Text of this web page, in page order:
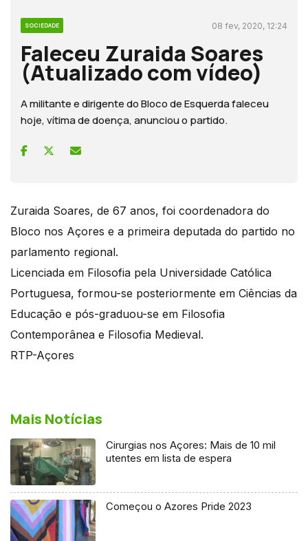
SOCIEDADE 08 fev, 2020, 12:24
Faleceu Zuraida Soares
(Atualizado com vídeo)
A militante e dirigente do Bloco de Esquerda faleceu
hoje, vítima de doença, anunciou o partido.
Zuraida Soares, de 67 anos, foi coordenadora do
Bloco nos Açores e a primeira deputada do partido no
parlamento regional.
Licenciada em Filosofia pela Universidade Católica
Portuguesa, formou-se posteriormente em Ciências da
Educação e pós-graduou-se em Filosofia
Contemporânea e Filosofia Medieval.
RTP-Açores
Mais Notícias
Cirurgias nos Açores: Mais de 10 mil
utentes em lista de espera
Começou o Azores Pride 2023